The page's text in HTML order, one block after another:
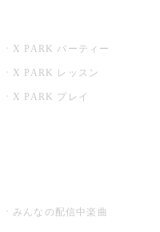
X PARK パーティー
X PARK レッスン
X PARK プレイ
みんなの配信中楽曲